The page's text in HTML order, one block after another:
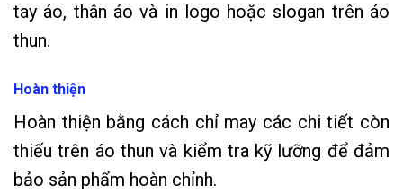
tay áo, thân áo và in logo hoặc slogan trên áo
thun.
Hoàn thiện
Hoàn thiện bằng cách chỉ may các chi tiết còn
thiếu trên áo thun và kiểm tra kỹ lưỡng để đảm
bảo sản phẩm hoàn chỉnh.